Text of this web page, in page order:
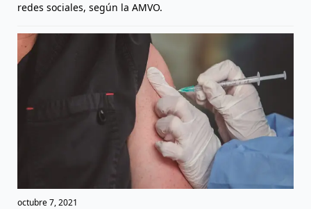
redes sociales, según la AMVO.
octubre 7, 2021